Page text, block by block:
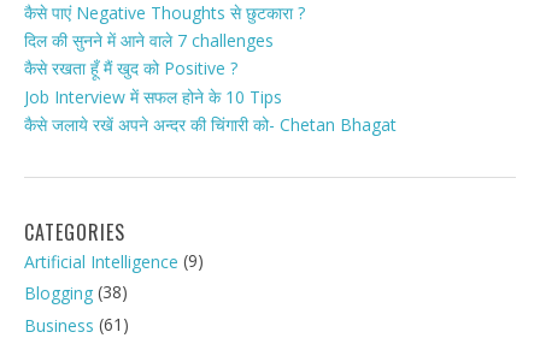
कैसे पाएं Negative Thoughts से छुटकारा ?
दिल की सुनने में आने वाले 7 challenges
कैसे रखता हूँ मैं खुद को Positive ?
Job Interview में सफल होने के 10 Tips
कैसे जलाये रखें अपने अन्दर की चिंगारी को- Chetan Bhagat
CATEGORIES
Artificial Intelligence (9)
Blogging (38)
Business (61)